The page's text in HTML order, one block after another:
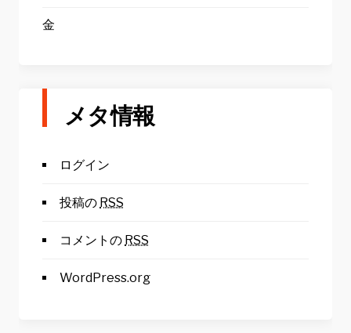
金
メタ情報
ログイン
投稿の RSS
コメントの RSS
WordPress.org